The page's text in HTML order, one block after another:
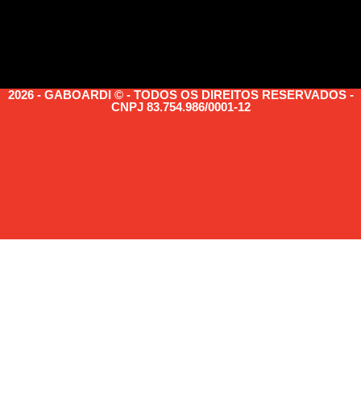
2026 - GABOARDI © - TODOS OS DIREITOS RESERVADOS -
CNPJ 83.754.986/0001-12